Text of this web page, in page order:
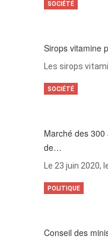
Sirops vitamine
Les sirops
SOCIÉTÉ
Marché des
de…
Le 23 juin 2020,
SOCIÉTÉ
Conseil des
POLITIQUE